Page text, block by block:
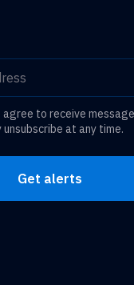
to receive
at any time.
Get alerts